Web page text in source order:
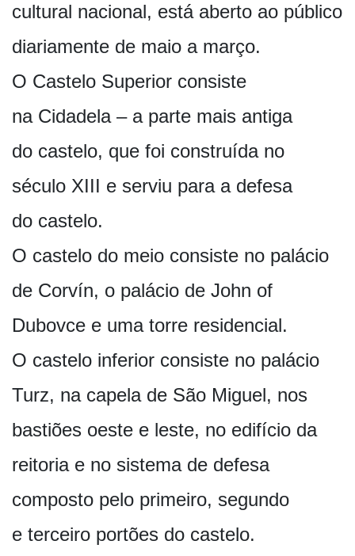
cultural nacional, está aberto ao público
diariamente de maio a março.
O Castelo Superior consiste
na Cidadela – a parte mais antiga
do castelo, que foi construída no
século XIII e serviu para a defesa
do castelo.
O castelo do meio consiste no palácio
de Corvín, o palácio de John of
Dubovce e uma torre residencial.
O castelo inferior consiste no palácio
Turz, na capela de São Miguel, nos
bastiões oeste e leste, no edifício da
reitoria e no sistema de defesa
composto pelo primeiro, segundo
e terceiro portões do castelo.